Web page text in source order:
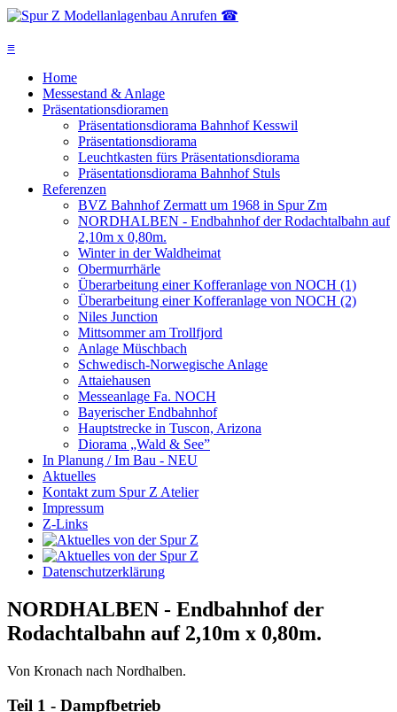
Anrufen ☎
≡
Home
Messestand & Anlage
Präsentationsdioramen
Präsentationsdiorama Bahnhof Kesswil
Präsentationsdiorama
Leuchtkasten fürs Präsentationsdiorama
Präsentationsdiorama Bahnhof Stuls
Referenzen
BVZ Bahnhof Zermatt um 1968 in Spur Zm
NORDHALBEN - Endbahnhof der Rodachtalbahn auf
2,10m x 0,80m.
Winter in der Waldheimat
Obermurrhärle
Überarbeitung einer Kofferanlage von NOCH (1)
Überarbeitung einer Kofferanlage von NOCH (2)
Niles Junction
Mittsommer am Trollfjord
Anlage Müschbach
Schwedisch-Norwegische Anlage
Attaiehausen
Messeanlage Fa. NOCH
Bayerischer Endbahnhof
Hauptstrecke in Tuscon, Arizona
Diorama „Wald & See”
In Planung / Im Bau - NEU
Aktuelles
Kontakt zum Spur Z Atelier
Impressum
Z-Links
Datenschutzerklärung
NORDHALBEN - Endbahnhof der
Rodachtalbahn auf 2,10m x 0,80m.
Von Kronach nach Nordhalben.
Teil 1 - Dampfbetrieb